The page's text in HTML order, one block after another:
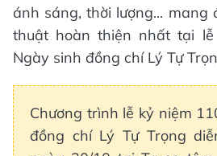
ánh sáng, thời lượng... mang
thuật hoàn thiện nhất tại
Ngày sinh đồng chí Lý Tự
Chương trình lễ kỷ niệm
đồng chí Lý Tự Trọng